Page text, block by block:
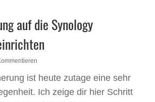
auf die Synology
ist heute zutage eine sehr
Ich zeige dir hier Schritt